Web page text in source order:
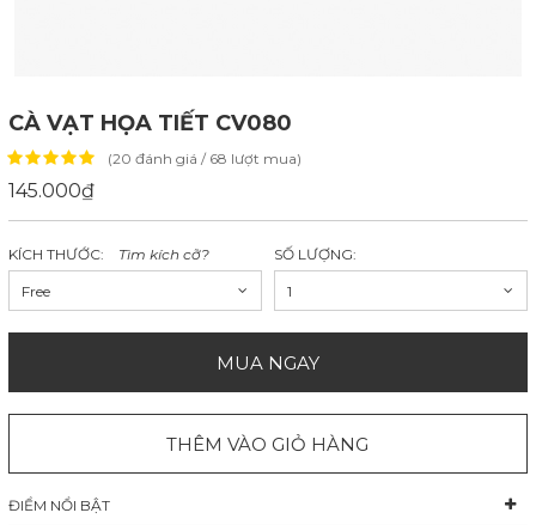
CÀ VẠT HỌA TIẾT CV080
(20 đánh giá / 68 lượt mua)
145.000₫
KÍCH THƯỚC: Tìm kích cỡ?
Free
SỐ LƯỢNG:
1
MUA NGAY
THÊM VÀO GIỎ HÀNG
ĐIỂM NỔI BẬT